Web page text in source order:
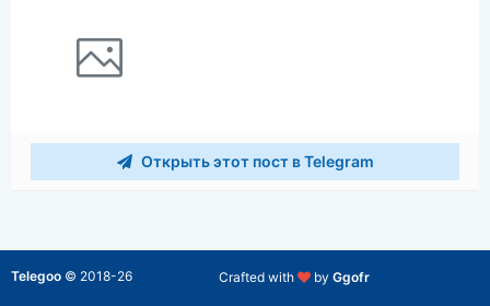
Открыть этот пост в Telegram
Crafted with by Ggofr
Telegoo © 2018-26